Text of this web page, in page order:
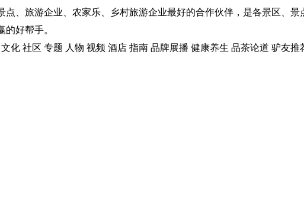
点、旅游企业、农家乐、乡村旅游企业最好的合作伙伴，是各景区、景
好帮手。
化 社区 专题 人物 视频 酒店 指南 品牌展播 健康养生 品茶论道 驴友推